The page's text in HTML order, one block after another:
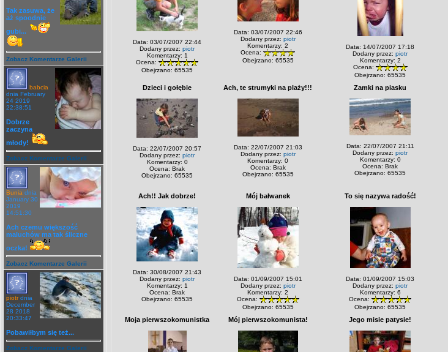
Tak zasuwa, że
aż spoodnie
gubi...
Zobacz Komentarze Galerii
babcia
dnia February
24 2019
22:38:51
Dobrze
zaczyna
młody!
Zobacz Komentarze Galerii
Bunia dnia
January 30
2019
14:51:30
Ach czemu większość
maluchów ma tak śliczne
oczka!
Zobacz Komentarze Galerii
piotr dnia
December
28 2018
20:33:47
Pobawiłbym się też...
Zobacz Komentarze Galerii
Data: 03/07/2007 22:44
Dodany przez: piotr
Komentarzy: 1
Ocena:
Obejrzano: 65535
Data: 03/07/2007 22:46
Dodany przez: piotr
Komentarzy: 2
Ocena:
Obejrzano: 65535
Data: 14/07/2007 17:18
Dodany przez: piotr
Komentarzy: 2
Ocena:
Obejrzano: 65535
Dzieci i gołębie
Data: 22/07/2007 20:57
Dodany przez: piotr
Komentarzy: 0
Ocena: Brak
Obejrzano: 65535
Ach, te strumyki na plaży!!!
Data: 22/07/2007 21:03
Dodany przez: piotr
Komentarzy: 0
Ocena: Brak
Obejrzano: 65535
Zamki na piasku
Data: 22/07/2007 21:11
Dodany przez: piotr
Komentarzy: 0
Ocena: Brak
Obejrzano: 65535
Ach!! Jak dobrze!
Data: 30/08/2007 21:43
Dodany przez: piotr
Komentarzy: 1
Ocena: Brak
Obejrzano: 65535
Mój bałwanek
Data: 01/09/2007 15:01
Dodany przez: piotr
Komentarzy: 2
Ocena:
Obejrzano: 65535
To się nazywa radość!
Data: 01/09/2007 15:03
Dodany przez: piotr
Komentarzy: 6
Ocena:
Obejrzano: 65535
Moja pierwszokomunistka Mój pierwszokomunista! Jego misie patysie!